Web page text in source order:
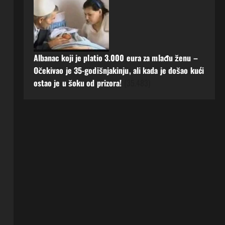
Albanac koji je platio 3.000 eura za mlađu ženu –
Očekivao je 35-godišnjakinju, ali kada je došao kući
ostao je u šoku od prizora!